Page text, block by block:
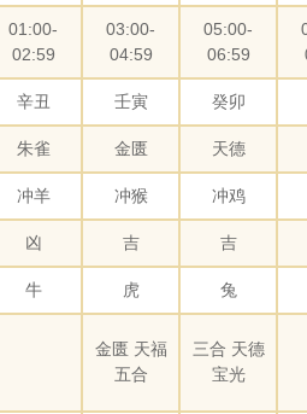
01:00-
02:59
03:00-
04:59
05:00-
06:59
辛丑 壬寅 癸卯
朱雀 金匮 天德
冲羊 冲猴 冲鸡
凶 吉 吉
牛 虎 兔
金匮 天福
五合
三合 天德
宝光